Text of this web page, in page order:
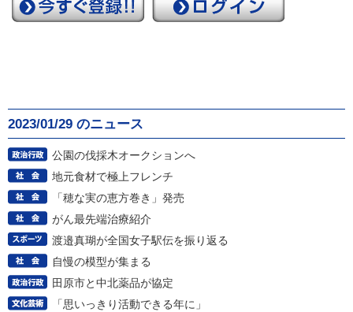
2023/01/29 のニュース
公園の伐採木オークションへ
地元食材で極上フレンチ
「穂な実の恵方巻き」発売
がん最先端治療紹介
渡邉真瑚が全国女子駅伝を振り返る
自慢の模型が集まる
田原市と中北薬品が協定
「思いっきり活動できる年に」